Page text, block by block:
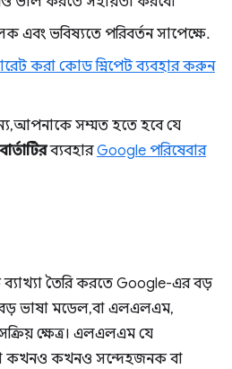
এবং ভবিষ্যতে পরিবর্তন সাপেক্ষে.
করা কোড স্নিপেট ব্যবহার করুন
আপনাকে সম্মত হতে হবে যে
ব্যবহারGoogle পরিষেবার
তৈরি করতে Google-এর বড়
ভাষা মডেল, বা এলএলএম,
ক্ষেত্র। এলএলএম যে
তা কখনও কখনও সন্দেহজনক বা